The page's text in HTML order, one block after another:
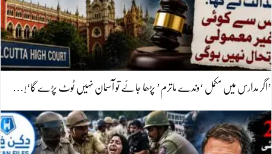
’اگر مدارس میں مکمل ‘وندے ماترم’ پڑھا جائے تو آسمان نہیں ٹوٹ پڑے گا‘!…